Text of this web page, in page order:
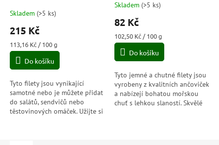
Skladem (>5 ks)
215 Kč
Měrná
cena:
113,16 Kč / 100 g
Do košíku
Tyto filety jsou vynikající
samotné nebo je můžete přidat
do salátů, sendvičů nebo
těstovinových omáček. Užijte si
Průměrné
hodnocení
produktu
je
5,0
5
hvězdiček.
Skladem (>5 ks)
82 Kč
Měrná
cena:
102,50 Kč / 100 g
Do košíku
Tyto jemné a chutné filety jsou
vyrobeny z kvalitních ančoviček
a nabízejí bohatou mořskou
chuť s lehkou slaností. Skvělé